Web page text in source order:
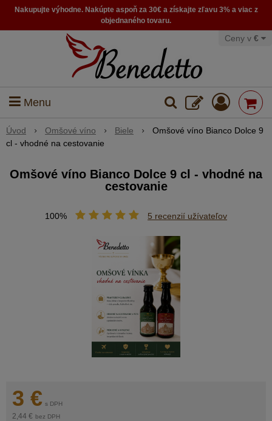
Nakupujte výhodne. Nakúpte aspoň za 30€ a získajte zľavu 3% a viac z
objednaného tovaru.
Menu
Ceny v €
Úvod Omšové víno Biele
Omšové víno Bianco Dolce 9
cl - vhodné na cestovanie
Omšové víno Bianco Dolce 9 cl - vhodné na
cestovanie
100% 5 recenzií užívateľov
3 € s DPH
2,44 € bez DPH